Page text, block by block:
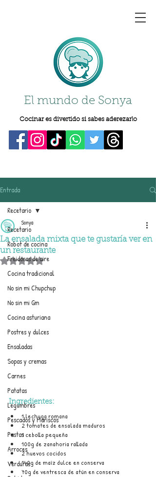
El mundo de Sonya
Cocinar es divertido si sabes aderezarlo
Entrada
Recetario
Robot de cocina
Freidoras de aire
Cocina tradicional
No sin mi Chupchup
No sin mi Gm
Cocina asturiana
Postres y dulces
Ensaladas
Sopas y cremas
Carnes
Patatas
Legumbres
Pescados y Mariscos
Pastas
Arroces
Verduras
Recetario
La ensalada mixta que te gustaría ver en
un restaurante
Sonya
Obtuvo NaN de 5 estrellas.
Ingredientes:
1 lechuga romana
2 tomates de ensalada maduros
1 cebolla pequeña
100g de zanahoria rallada
2 huevos cocidos
140g de maíz dulce en conserva
70g de ventresca de atún en conserva